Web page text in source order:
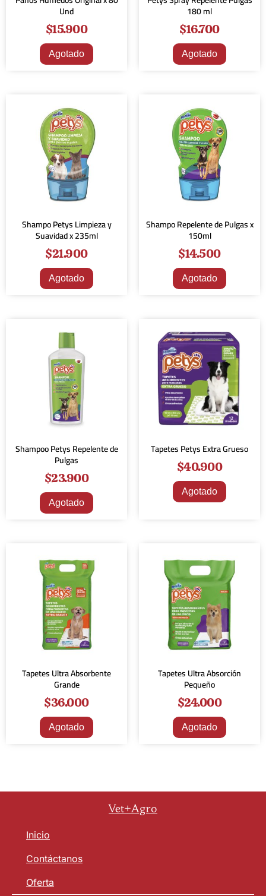
Und
$15.900
Agotado
180 ml
$16.700
Agotado
Shampo Petys Limpieza y
Suavidad x 235ml
$21.900
Agotado
Shampo Repelente de Pulgas x
150ml
$14.500
Agotado
Shampoo Petys Repelente de
Pulgas
$23.900
Agotado
Tapetes Petys Extra Grueso
$40.900
Agotado
Tapetes Ultra Absorbente
Grande
$36.000
Agotado
Tapetes Ultra Absorción
Pequeño
$24.000
Agotado
Vet+Agro
Inicio
Contáctanos
Oferta